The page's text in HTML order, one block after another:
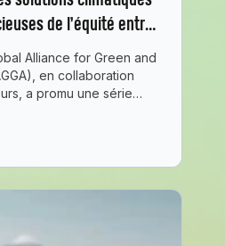
de l’équité entre
Alliance for Green and
en collaboration
a promu une série…